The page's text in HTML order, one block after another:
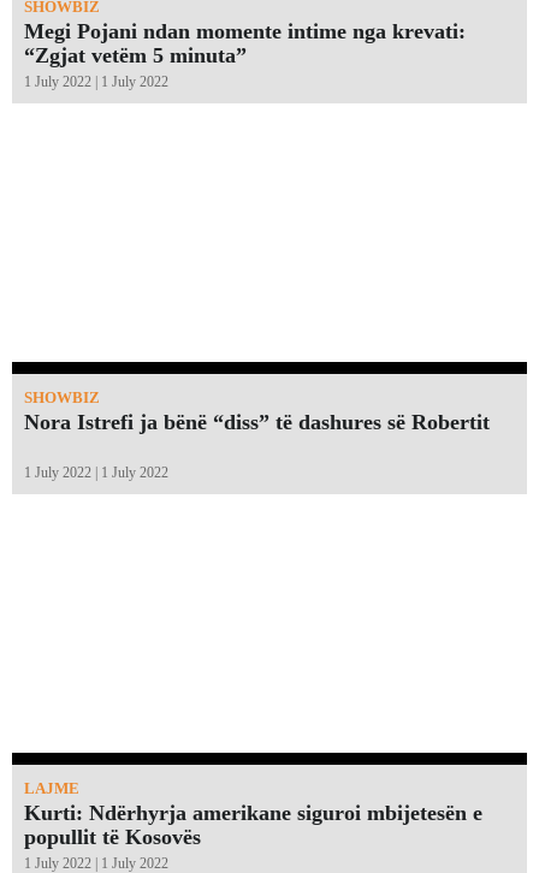
SHOWBIZ
Megi Pojani ndan momente intime nga krevati:
“Zgjat vetëm 5 minuta”￼
1 July 2022 | 1 July 2022
SHOWBIZ
Nora Istrefi ja bënë “diss” të dashures së Robertit
1 July 2022 | 1 July 2022
LAJME
Kurti: Ndërhyrja amerikane siguroi mbijetesën e
popullit të Kosovës
1 July 2022 | 1 July 2022